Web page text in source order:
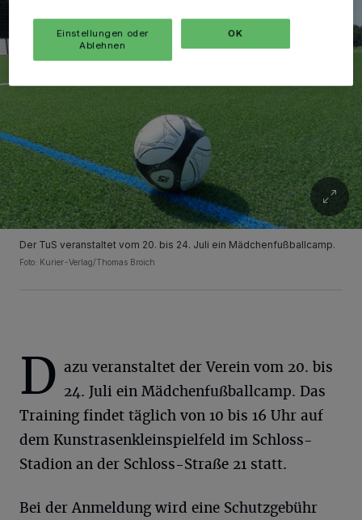
Der TuS veranstaltet vom 20. bis 24. Juli ein Mädchenfußballcamp.
Foto: Kurier-Verlag/Thomas Broich
D azu veranstaltet der Verein vom 20. bis
24. Juli ein Mädchenfußballcamp. Das
Training findet täglich von 10 bis 16 Uhr auf
dem Kunstrasenkleinspielfeld im Schloss-
Stadion an der Schloss-Straße 21 statt.
Bei der Anmeldung wird eine Schutzgebühr
Einstellungen oder
Ablehnen
OK